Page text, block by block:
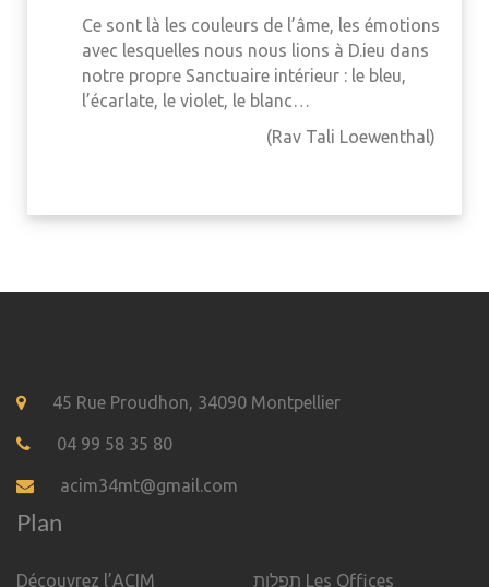
Ce sont là les couleurs de l’âme, les émotions
avec lesquelles nous nous lions à D.ieu dans
notre propre Sanctuaire intérieur : le bleu,
l’écarlate, le violet, le blanc…
(Rav Tali Loewenthal)
45 Rue Proudhon, 34090 Montpellier
04 99 58 35 80
acim34mt@gmail.com
Plan
Découvrez l’ACIM תפלות Les Offices